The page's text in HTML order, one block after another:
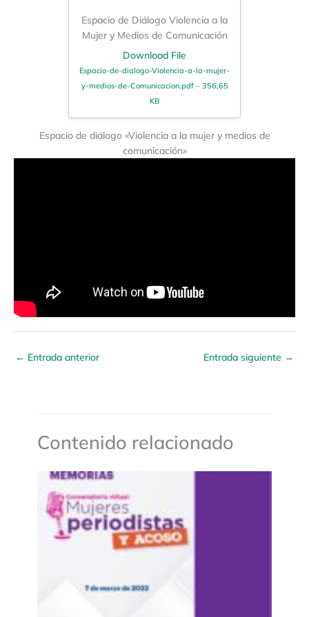
Espacio de Diálogo Violencia a la
Mujer y Medios de Comunicación
Download File
Espacio-de-dialogo-Violencia-a-la-mujer-
y-medios-de-Comunicacion.pdf – 356,65
KB
Espacio de diálogo «Violencia a la mujer y medios de
comunicación»
← Entrada anterior Entrada siguiente →
Contenido relacionado